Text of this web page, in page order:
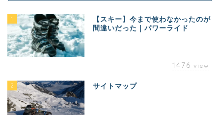
1
【スキー】今まで使わなかったのが
間違いだった｜パワーライド
1476 view
2 サイトマップ